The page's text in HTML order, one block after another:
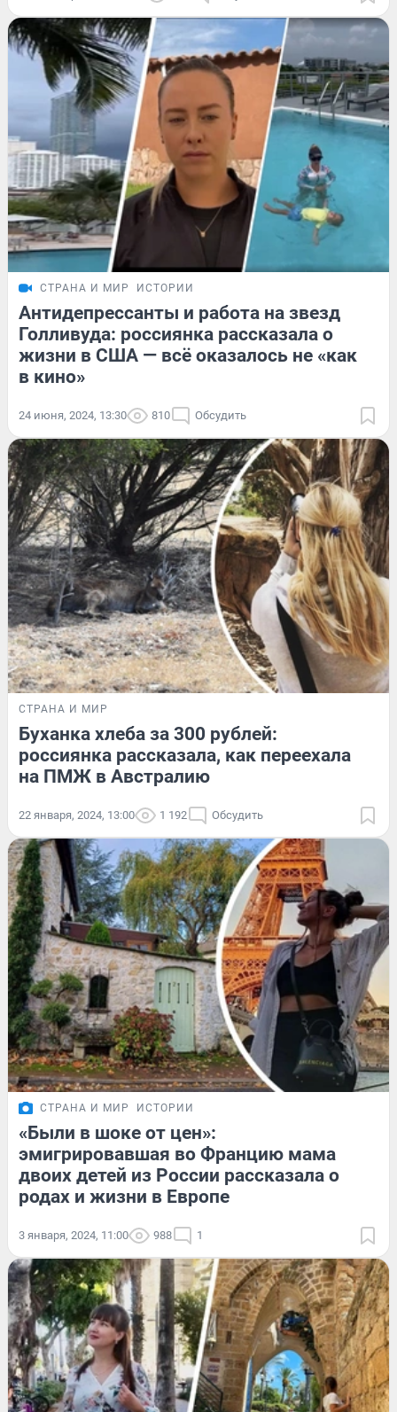
СТРАНА И МИР ИСТОРИИ
Антидепрессанты и работа на звезд
Голливуда: россиянка рассказала о
жизни в США — всё оказалось не «как
в кино»
24 июня, 2024, 13:30 810 Обсудить
СТРАНА И МИР
Буханка хлеба за 300 рублей:
россиянка рассказала, как переехала
на ПМЖ в Австралию
22 января, 2024, 13:00 1 192 Обсудить
СТРАНА И МИР ИСТОРИИ
«Были в шоке от цен»:
эмигрировавшая во Францию мама
двоих детей из России рассказала о
родах и жизни в Европе
3 января, 2024, 11:00 988 1